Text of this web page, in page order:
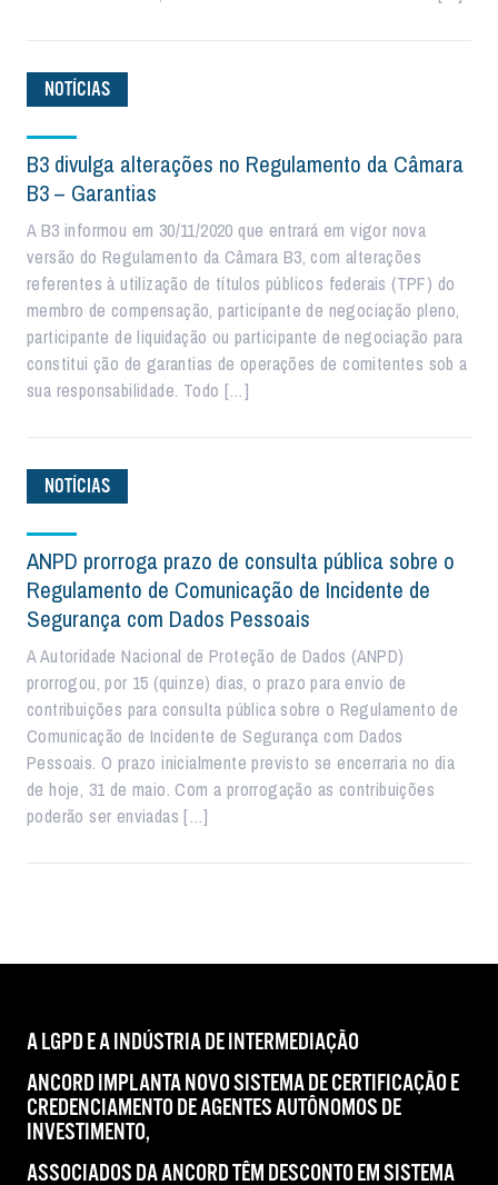
NOTÍCIAS
B3 divulga alterações no Regulamento da Câmara
B3 – Garantias
A B3 informou em 30/11/2020 que entrará em vigor nova
versão do Regulamento da Câmara B3, com alterações
referentes à utilização de títulos públicos federais (TPF) do
membro de compensação, participante de negociação pleno,
participante de liquidação ou participante de negociação para
constitui ção de garantias de operações de comitentes sob a
sua responsabilidade. Todo […]
NOTÍCIAS
ANPD prorroga prazo de consulta pública sobre o
Regulamento de Comunicação de Incidente de
Segurança com Dados Pessoais
A Autoridade Nacional de Proteção de Dados (ANPD)
prorrogou, por 15 (quinze) dias, o prazo para envio de
contribuições para consulta pública sobre o Regulamento de
Comunicação de Incidente de Segurança com Dados
Pessoais. O prazo inicialmente previsto se encerraria no dia
de hoje, 31 de maio. Com a prorrogação as contribuições
poderão ser enviadas […]
A LGPD E A INDÚSTRIA DE INTERMEDIAÇÃO
ANCORD IMPLANTA NOVO SISTEMA DE CERTIFICAÇÃO E
CREDENCIAMENTO DE AGENTES AUTÔNOMOS DE
INVESTIMENTO,
ASSOCIADOS DA ANCORD TÊM DESCONTO EM SISTEMA